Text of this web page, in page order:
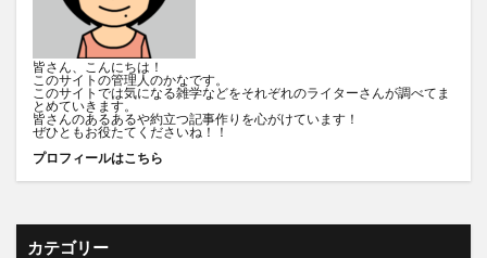
皆さん、こんにちは！
このサイトの管理人のかなです。
このサイトでは気になる雑学などをそれぞれのライターさんが調べてま
とめていきます。
皆さんのあるあるや約立つ記事作りを心がけています！
ぜひともお役たてくださいね！！
プロフィールはこちら
カテゴリー